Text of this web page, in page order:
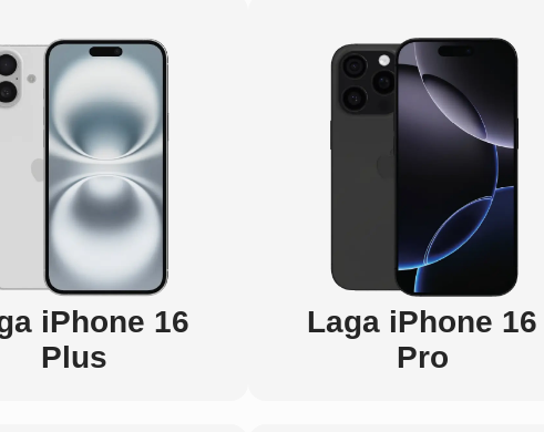
iPhone 16
Plus
Laga iPhone 16
Pro